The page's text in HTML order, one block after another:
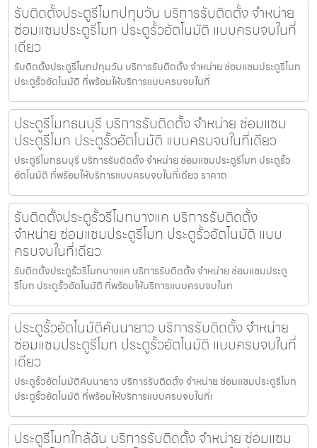
รับติดตั้งประตูรีโมทปทุมวัน บริการรับติดตั้ง จำหน่าย
ซ่อมแซมประตูรีโมท ประตูรั้วอัตโนมัติ แบบครบจบในที่
เดียว
รับติดตั้งประตูรีโมทปทุมวัน บริการรับติดตั้ง จำหน่าย ซ่อมแซมประตูรีโมท
ประตูรั้วอัตโนมัติ ที่พร้อมให้บริการแบบครบจบในที่
ประตูรีโมทธนบุรี บริการรับติดตั้ง จำหน่าย ซ่อมแซม
ประตูรีโมท ประตูรั้วอัตโนมัติ แบบครบจบในที่เดียว
ประตูรีโมทธนบุรี บริการรับติดตั้ง จำหน่าย ซ่อมแซมประตูรีโมท ประตูรั้ว
อัตโนมัติ ที่พร้อมให้บริการแบบครบจบในที่เดียว ราคาถ
รับติดตั้งประตูรั้วรีโมทบางแค บริการรับติดตั้ง
จำหน่าย ซ่อมแซมประตูรีโมท ประตูรั้วอัตโนมัติ แบบ
ครบจบในที่เดียว
รับติดตั้งประตูรั้วรีโมทบางแค บริการรับติดตั้ง จำหน่าย ซ่อมแซมประตู
รีโมท ประตูรั้วอัตโนมัติ ที่พร้อมให้บริการแบบครบจบในท
ประตูรั้วอัตโนมัติคันนายาว บริการรับติดตั้ง จำหน่าย
ซ่อมแซมประตูรีโมท ประตูรั้วอัตโนมัติ แบบครบจบในที่
เดียว
ประตูรั้วอัตโนมัติคันนายาว บริการรับติดตั้ง จำหน่าย ซ่อมแซมประตูรีโมท
ประตูรั้วอัตโนมัติ ที่พร้อมให้บริการแบบครบจบในที่เ
ประตูรีโมทใกล้ฉัน บริการรับติดตั้ง จำหน่าย ซ่อมแซม